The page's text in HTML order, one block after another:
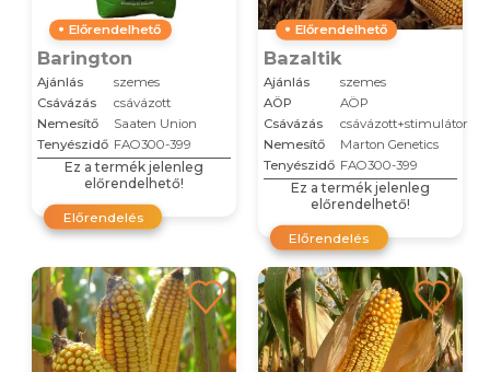
Előrendelhető
Barington
Ajánlás
szemes
Csávázás
csávázott
Nemesítő
Saaten Union
Tenyészidő FAO300-399
Ez a termék jelenleg
előrendelhető!
Előrendelés
Előrendelhető
Bazaltik
Ajánlás
szemes
AÖP
AÖP
Csávázás
csávázott+stimulátor
Nemesítő
Marton Genetics
Tenyészidő FAO300-399
Ez a termék jelenleg
előrendelhető!
Előrendelés